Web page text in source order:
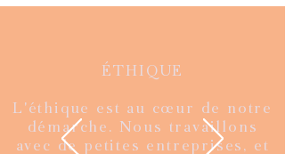
ÉTHIQUE
L'éthique est au cœur de notre
démarche. Nous travaillons
avec de petites entreprises, et